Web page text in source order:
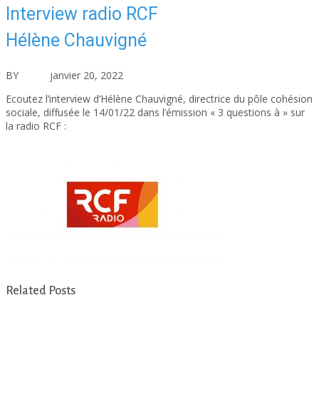
Interview radio RCF
Hélène Chauvigné
BY janvier 20, 2022
Ecoutez l’interview d’Hélène Chauvigné, directrice du pôle cohésion
sociale, diffusée le 14/01/22 dans l’émission « 3 questions à » sur
la radio RCF :
Related Posts